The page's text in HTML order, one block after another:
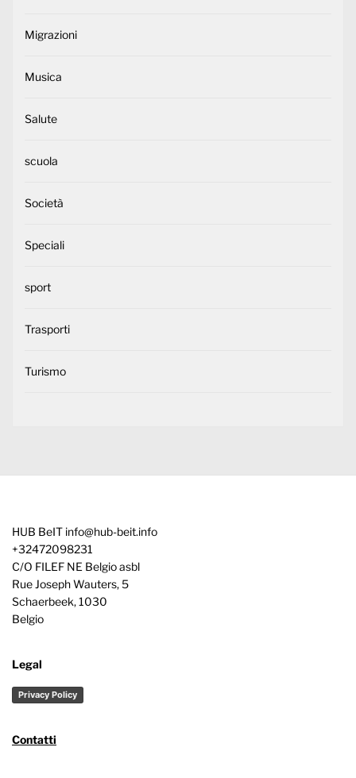
Migrazioni
Musica
Salute
scuola
Società
Speciali
sport
Trasporti
Turismo
HUB BeIT info@hub-beit.info
+32472098231
C/O FILEF NE Belgio asbl
Rue Joseph Wauters, 5
Schaerbeek,1030
Belgio
Legal
Privacy Policy
Contatti